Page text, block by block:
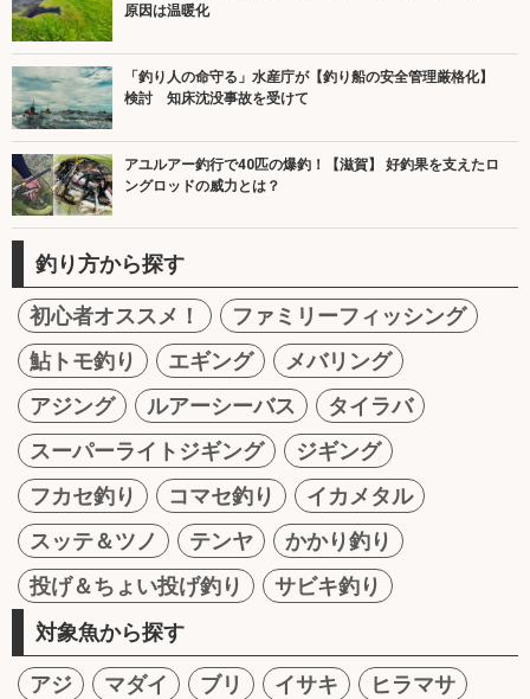
原因は温暖化
「釣り人の命守る」水産庁が【釣り船の安全管理厳格化】
検討 知床沈没事故を受けて
アユルアー釣行で40匹の爆釣！【滋賀】 好釣果を支えたロ
ングロッドの威力とは？
釣り方から探す
初心者オススメ！
ファミリーフィッシング
鮎トモ釣り
エギング
メバリング
アジング
ルアーシーバス
タイラバ
スーパーライトジギング
ジギング
フカセ釣り
コマセ釣り
イカメタル
スッテ＆ツノ
テンヤ
かかり釣り
投げ＆ちょい投げ釣り
サビキ釣り
対象魚から探す
アジ マダイ ブリ イサキ
ヒラマサ